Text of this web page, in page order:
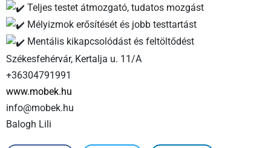
Teljes testet átmozgató, tudatos mozgást
Mélyizmok erősítését és jobb testtartást
Mentális kikapcsolódást és feltöltődést
Székesfehérvár, Kertalja u. 11/A
+36304791991
www.mobek.hu
info@mobek.hu
Balogh Lili